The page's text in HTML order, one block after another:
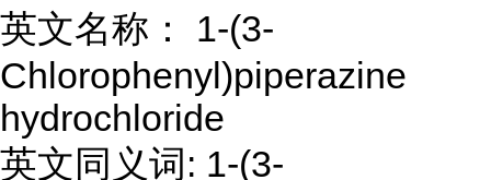
英文名称： 1-(3-
Chlorophenyl)piperazine
hydrochloride
英文同义词: 1-(3-